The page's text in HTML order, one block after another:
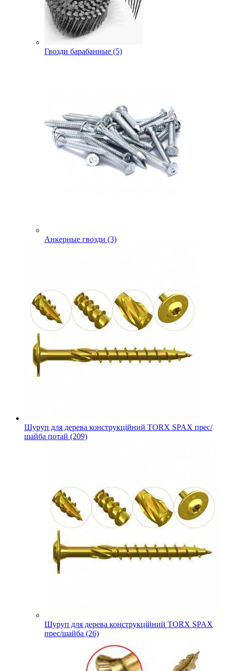
Гвозди барабанные (5)
Анкерные гвозди (3)
Шуруп для дерева конструкційний TORX SPAX прес/
шайба потай (209)
Шуруп для дерева конструкційний TORX SPAX
прес/шайба (26)